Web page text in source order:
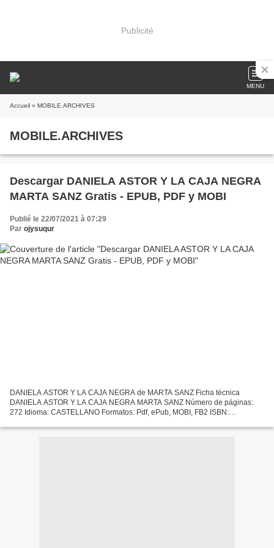
Publicité
MENU
Accueil » MOBILE.ARCHIVES
MOBILE.ARCHIVES
Descargar DANIELA ASTOR Y LA CAJA NEGRA
MARTA SANZ Gratis - EPUB, PDF y MOBI
Publié le 22/07/2021 à 07:29
Par ojysuqur
DANIELA ASTOR Y LA CAJA NEGRA de MARTA SANZ Ficha técnica
DANIELA ASTOR Y LA CAJA NEGRA MARTA SANZ Número de páginas:
272 Idioma: CASTELLANO Formatos: Pdf, ePub, MOBI, FB2 ISBN:
eBook gratis...